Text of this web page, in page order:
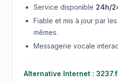
Service disponible 24h/
Fiable et mis à jour par
mêmes.
Messagerie vocale
Alternative Internet :